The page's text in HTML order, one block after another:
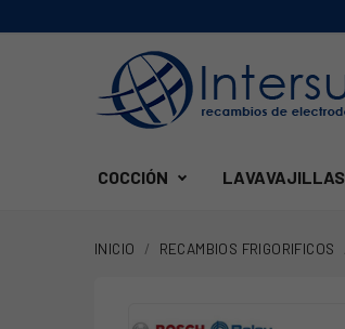
COCCIÓN LAVAVAJILLAS
INICIO RECAMBIOS FRIGORIFICOS